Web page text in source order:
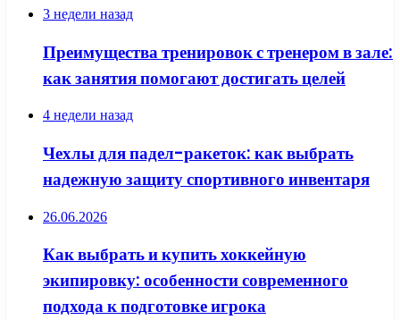
3 недели назад
Преимущества тренировок с тренером в зале:
как занятия помогают достигать целей
4 недели назад
Чехлы для падел-ракеток: как выбрать
надежную защиту спортивного инвентаря
26.06.2026
Как выбрать и купить хоккейную
экипировку: особенности современного
подхода к подготовке игрока